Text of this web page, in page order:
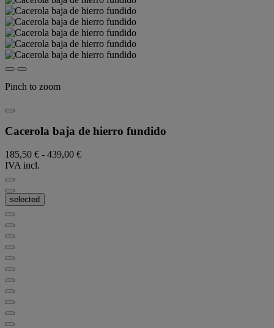
Pinch to zoom
Cacerola baja de hierro fundido
185,50 € - 439,00 €
IVA incl.
selected